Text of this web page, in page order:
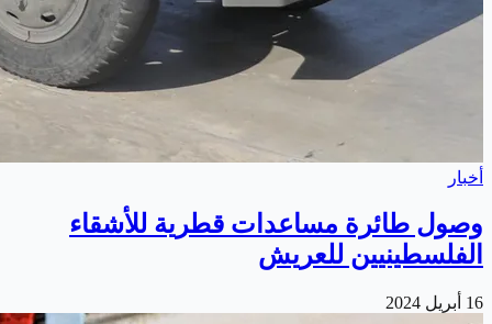
أخبار
وصول طائرة مساعدات قطرية للأشقاء
الفلسطينيين للعريش
16 أبريل 2024